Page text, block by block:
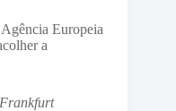
Europeia
a
Frankfurt